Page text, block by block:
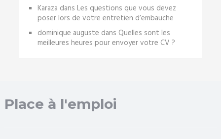
Karaza dans Les questions que vous devez
poser lors de votre entretien d’embauche
dominique auguste dans Quelles sont les
meilleures heures pour envoyer votre CV ?
Place à l'emploi